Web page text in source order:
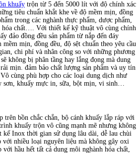
khuấy trộn từ 5 đến 5000 lít với độ chính xác
tiêu chuẩn khắt khe về độ mềm mịn, đồng
trong các nghành thực phẩm, dược phẩm,
hóa chất…. Với thiết kế kỹ thuật vô cùng chính
đảo đồng đều sản phẩm từ nắp đến đáy
mềm mịn, đồng đều, độ sệt chuẩn theo yêu cầu
chi phí và nhân công so với những phương
không bị phân tầng hay lắng đọng mà dung
mịn. đảm bảo chất lượng sản phẩm và uy tín
cùng phù hợp cho các loại dung dịch như
sơn, khuấy mực in, sữa, bột mịn, vi sinh…
bồn chắc chắn, bộ cánh khuấy lắp ráp với
khuấy trộn vô cũng mạnh mẽ nhưng không
kế Inox thời gian sử dụng lâu dài, dễ lau chùi
với nhiều loại nguyên liệu mà không gây oxi
với hầu hết tất cả dung môi nghành hóa chất,